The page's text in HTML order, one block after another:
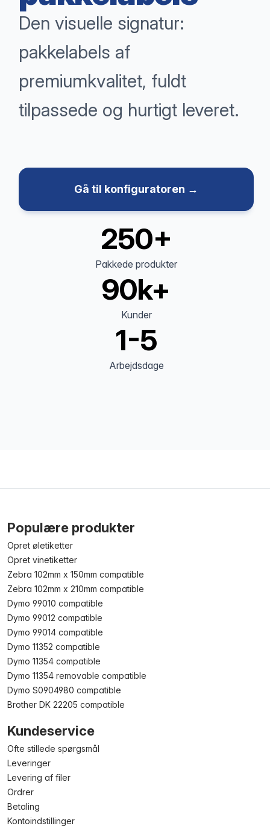
Den visuelle signatur:
pakkelabels af
premiumkvalitet, fuldt
tilpassede og hurtigt leveret.
Gå til konfiguratoren →
250+
Pakkede produkter
90k+
Kunder
1-5
Arbejdsdage
Populære produkter
Opret øletiketter
Opret vinetiketter
Zebra 102mm x 150mm compatible
Zebra 102mm x 210mm compatible
Dymo 99010 compatible
Dymo 99012 compatible
Dymo 99014 compatible
Dymo 11352 compatible
Dymo 11354 compatible
Dymo 11354 removable compatible
Dymo S0904980 compatible
Brother DK 22205 compatible
Kundeservice
Ofte stillede spørgsmål
Leveringer
Levering af filer
Ordrer
Betaling
Kontoindstillinger